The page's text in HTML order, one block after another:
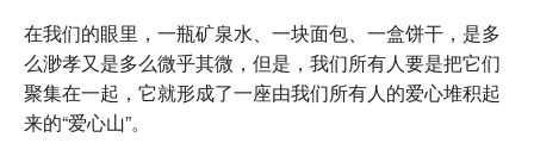
在我们的眼里，一瓶矿泉水、一块面包、一盒饼干，是多
么渺孝又是多么微乎其微，但是，我们所有人要是把它们
聚集在一起，它就形成了一座由我们所有人的爱心堆积起
来的“爱心山”。